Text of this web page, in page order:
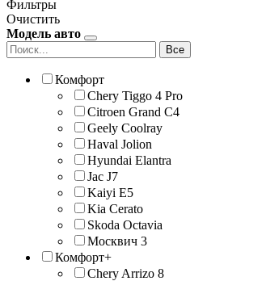
Фильтры
Очистить
Модель авто
Все
Комфорт
Chery Tiggo 4 Pro
Citroen Grand C4
Geely Coolray
Haval Jolion
Hyundai Elantra
Jac J7
Kaiyi E5
Kia Cerato
Skoda Octavia
Москвич 3
Комфорт+
Chery Arrizo 8